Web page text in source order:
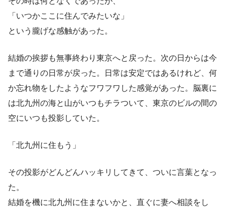
「いつかここに住んでみたいな」
という朧げな感触があった。
結婚の挨拶も無事終わり東京へと戻った。次の日からは今
まで通りの日常が戻った。日常は安定ではあるけれど、何
か忘れ物をしたようなフワフワした感覚があった。脳裏に
は北九州の海と山がいつもチラついて、東京のビルの間の
空にいつも投影していた。
「北九州に住もう」
その投影がどんどんハッキリしてきて、ついに言葉となっ
た。
結婚を機に北九州に住まないかと、直ぐに妻へ相談をし